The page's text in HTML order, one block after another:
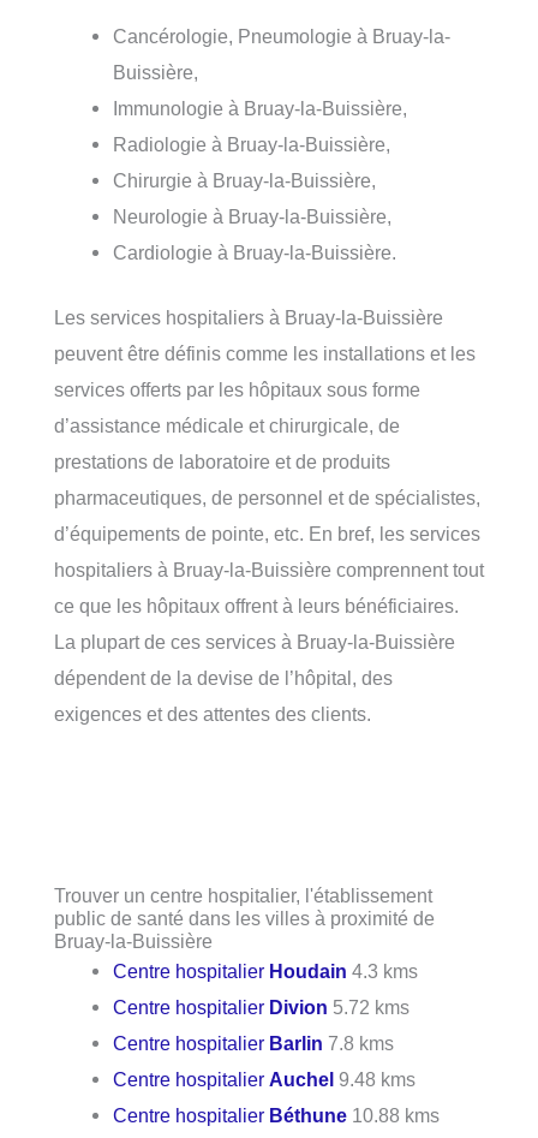
Cancérologie, Pneumologie à Bruay-la-
Buissière,
Immunologie à Bruay-la-Buissière,
Radiologie à Bruay-la-Buissière,
Chirurgie à Bruay-la-Buissière,
Neurologie à Bruay-la-Buissière,
Cardiologie à Bruay-la-Buissière.
Les services hospitaliers à Bruay-la-Buissière
peuvent être définis comme les installations et les
services offerts par les hôpitaux sous forme
d’assistance médicale et chirurgicale, de
prestations de laboratoire et de produits
pharmaceutiques, de personnel et de spécialistes,
d’équipements de pointe, etc. En bref, les services
hospitaliers à Bruay-la-Buissière comprennent tout
ce que les hôpitaux offrent à leurs bénéficiaires.
La plupart de ces services à Bruay-la-Buissière
dépendent de la devise de l’hôpital, des
exigences et des attentes des clients.
Trouver un centre hospitalier, l'établissement
public de santé dans les villes à proximité de
Bruay-la-Buissière
Centre hospitalier Houdain 4.3 kms
Centre hospitalier Divion 5.72 kms
Centre hospitalier Barlin 7.8 kms
Centre hospitalierAuchel 9.48 kms
Centre hospitalier Béthune 10.88 kms